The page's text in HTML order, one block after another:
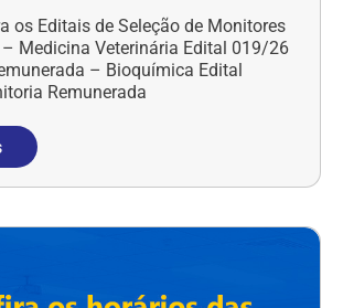
os Editais de Seleção de Monitores
– Medicina Veterinária Edital 019/26
– Bioquímica Edital
Remunerada